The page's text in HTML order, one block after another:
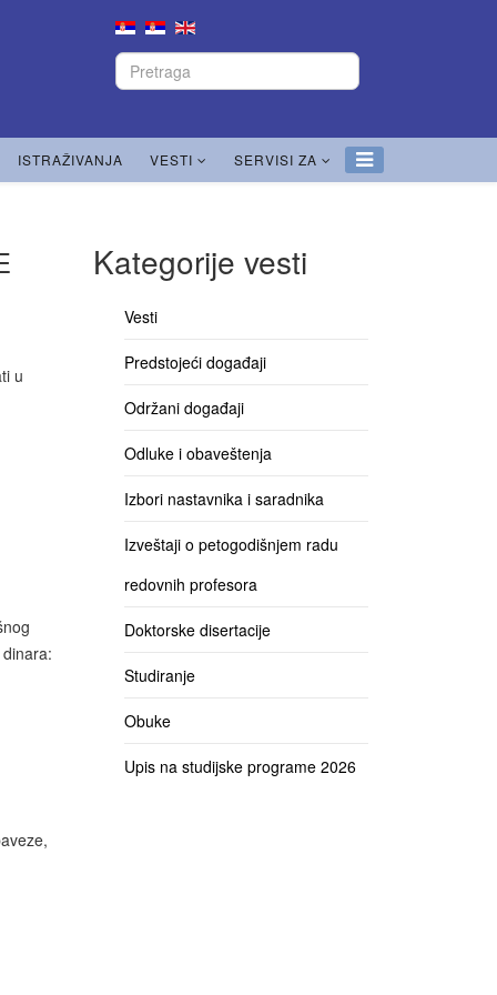
ISTRAŽIVANJA VESTI SERVISI ZA
u
Kategorije vesti
Vesti
Predstojeći događaji
Održani događaji
Odluke i obaveštenja
Izbori nastavnika i saradnika
Izveštaji o petogodišnjem radu
redovnih profesora
Doktorske disertacije
Studiranje
Obuke
Upis na studijske programe 2026